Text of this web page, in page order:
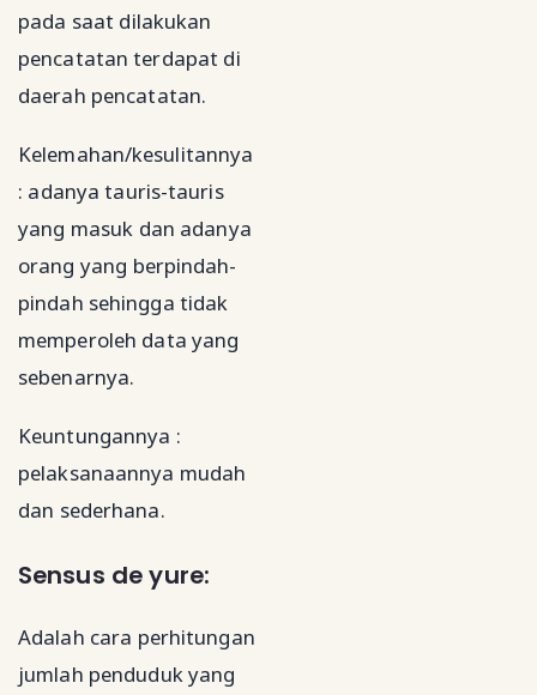
pada saat dilakukan
pencatatan terdapat di
daerah pencatatan.
Kelemahan/kesulitannya
: adanya tauris-tauris
yang masuk dan adanya
orang yang berpindah-
pindah sehingga tidak
memperoleh data yang
sebenarnya.
Keuntungannya :
pelaksanaannya mudah
dan sederhana.
Sensus de yure:
Adalah cara perhitungan
jumlah penduduk yang